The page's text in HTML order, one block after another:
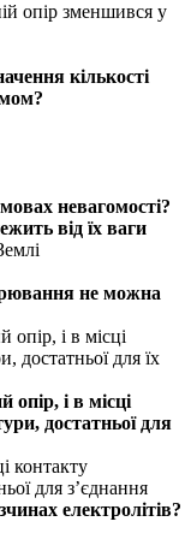
опір зменшився у
кількості
невагомості?
від їх ваги
не можна
і в місці
достатньої для їх
і в місці
достатньої для
контакту
для з’єднання
електролітів?